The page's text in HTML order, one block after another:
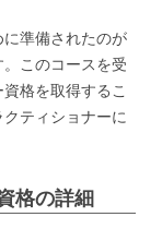
準備されたのが
このコースを受
格を取得するこ
ティショナーに
格の詳細